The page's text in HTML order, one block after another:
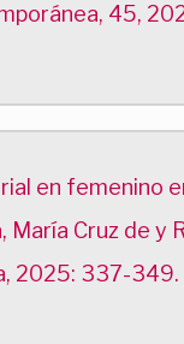
45,
en femenino
Cruz de
2025: 337-349.